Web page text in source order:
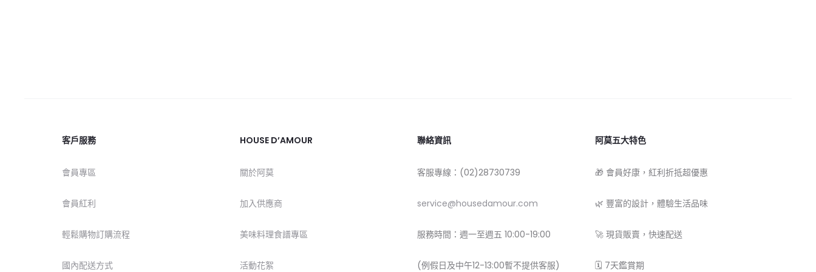
客戶服務
會員專區
會員紅利
輕鬆購物訂購流程
國內配送方式
HOUSE D’AMOUR
關於阿莫
加入供應商
美味料理食譜專區
活動花絮
聯絡資訊
客服專線：(02)28730739
service@housedamour.com
服務時間：週一至週五 10:00-19:00
(例假日及中午12-13:00暫不提供客服)
阿莫五大特色
🎁 會員好康，紅利折抵超優惠
🌿 豐富的設計，體驗生活品味
🚀 現貨販賣，快速配送
🗓 7天鑑賞期